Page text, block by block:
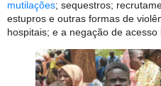
mutilações; sequestros;
estupros e outras formas de
hospitais; e a negação de acesso